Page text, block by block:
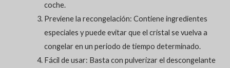
coche.
Previene la recongelación: Contiene ingredientes
especiales y puede evitar que el cristal se vuelva a
congelar en un periodo de tiempo determinado.
Fácil de usar: Basta con pulverizar el descongelante